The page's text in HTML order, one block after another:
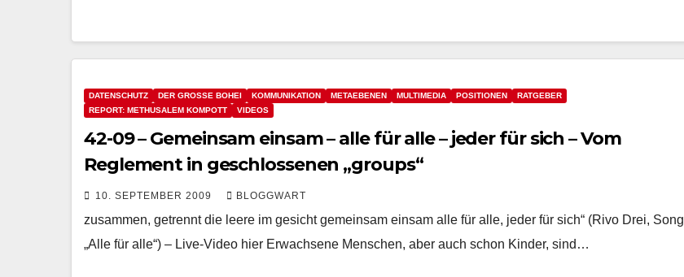
DATENSCHUTZ DER GROSSE BOHEI KOMMUNIKATION METAEBENEN MULTIMEDIA POSITIONEN
RATGEBER
REPORT: METHUSALEM KOMPOTT
VIDEOS
42-09 – Gemeinsam einsam – alle für alle – jeder für sich – Vom
Reglement in geschlossenen „groups“
10. SEPTEMBER 2009 BLOGGWART
zusammen, getrennt die leere im gesicht gemeinsam einsam alle für alle, jeder für sich“ (Rivo Drei, Song
„Alle für alle“) – Live-Video hier Erwachsene Menschen, aber auch schon Kinder, sind…